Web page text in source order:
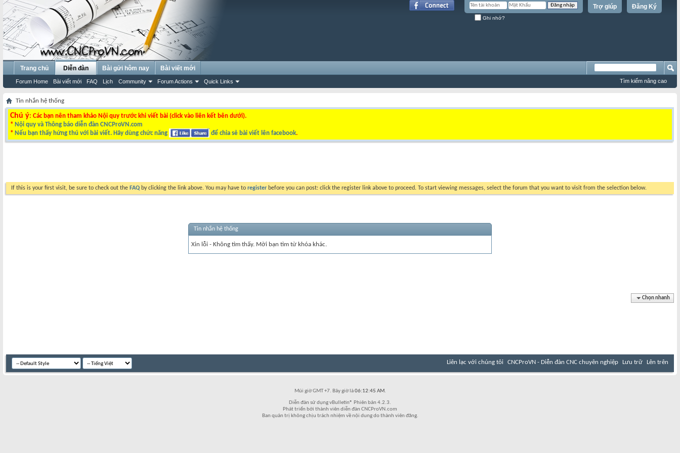
Đăng Ký
Trợ giúp
Ghi nhớ?
Trang chủ Diễn đàn
Forum Home Bài viết mới FAQ Lịch Community Forum Actions Quick Links
Bài gửi hôm nay Bài viết mới
Tìm kiếm nâng cao
Tin nhắn hệ thống
Chú ý: Các bạn nên tham khảo Nội quy trước khi viết bài (click vào liên kết bên dưới).
* Nội quy và Thông báo diễn đàn CNCProVN.com
* Nếu bạn thấy hứng thú với bài viết. Hãy dùng chức năng để chia sẻ bài viết lên facebook.
If this is your first visit, be sure to check out the FAQ by clicking the link above. You may have to register before you can post: click the register link above to proceed. To start viewing messages, select the forum that you want to visit from the selection below.
Tin nhắn hệ thống
Xin lỗi - Không tìm thấy. Mời bạn tìm từ khóa khác.
Chọn nhanh
Liên lạc với chúng tôi CNCProVN - Diễn đàn CNC chuyên nghiệp Lưu trữ Lên trên
Múi giờ GMT +7. Bây giờ là06:12:45 AM.
Diễn đàn sử dụng vBulletin® Phiên bản 4.2.3.
Phát triển bởi thành viên diễn đàn CNCProVN.com
Ban quản trị không chịu trách nhiệm về nội dung do thành viên đăng.